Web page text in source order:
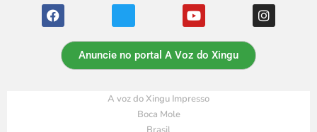
Anuncie no portal A Voz do Xingu
A voz do Xingu Impresso
Boca Mole